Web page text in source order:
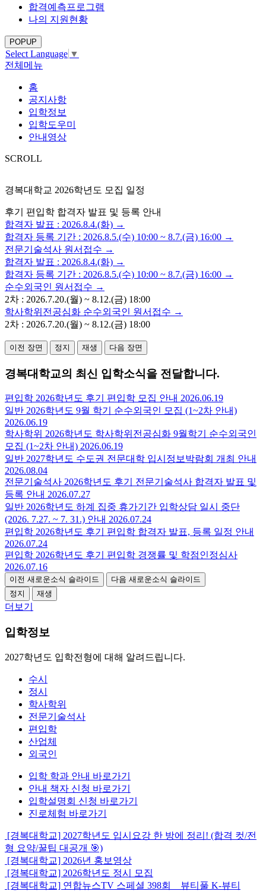
합격예측프로그램
나의 지원현황
POPUP
Select Language ▼
전체메뉴
홈
공지사항
입학정보
입학도우미
안내영상
SCROLL
경복대학교 2026학년도 모집 일정
후기 편입학 합격자 발표 및 등록 안내
합격자 발표 : 2026.8.4.(화) →
합격자 등록 기간 : 2026.8.5.(수) 10:00 ~ 8.7.(금) 16:00 →
전문기술석사 원서접수 →
합격자 발표 : 2026.8.4.(화) →
합격자 등록 기간 : 2026.8.5.(수) 10:00 ~ 8.7.(금) 16:00 →
순수외국인 원서접수 →
2차 : 2026.7.20.(월) ~ 8.12.(금) 18:00
학사학위전공심화 순수외국인 원서접수 →
2차 : 2026.7.20.(월) ~ 8.12.(금) 18:00
이전 장면 정지 재생 다음 장면
경복대학교의 최신 입학소식을 전달합니다.
편입학 2026학년도 후기 편입학 모집 안내 2026.06.19
일반 2026학년도 9월 학기 순수외국인 모집 (1~2차 안내)
2026.06.19
학사학위 2026학년도 학사학위전공심화 9월학기 순수외국인
모집 (1~2차 안내) 2026.06.19
일반 2027학년도 수도권 전문대학 입시정보박람회 개최 안내
2026.08.04
전문기술석사 2026학년도 후기 전문기술석사 합격자 발표 및
등록 안내 2026.07.27
일반 2026학년도 하계 집중 휴가기간 입학상담 일시 중단
(2026. 7.27. ~ 7. 31.) 안내 2026.07.24
편입학 2026학년도 후기 편입학 합격자 발표, 등록 일정 안내
2026.07.24
편입학 2026학년도 후기 편입학 경쟁률 및 학점인정심사
2026.07.16
이전 새로운소식 슬라이드
다음 새로운소식 슬라이드
정지
재생
더보기
입학정보
2027학년도 입학전형에 대해 알려드립니다.
수시
정시
학사학위
전문기술석사
편입학
산업체
외국인
입학 학과 안내 바로가기
안내 책자 신청 바로가기
입학설명회 신청 바로가기
진로체험 바로가기
[경복대학교] 2027학년도 입시요강 한 방에 정리! (합격 컷/전
형 요약/꿀팁 대공개 🎯)
[경복대학교] 2026년 홍보영상
[경복대학교] 2026학년도 정시 모집
[경복대학교] 연합뉴스TV 스페셜 398회 _ 뷰티풀 K-뷰티